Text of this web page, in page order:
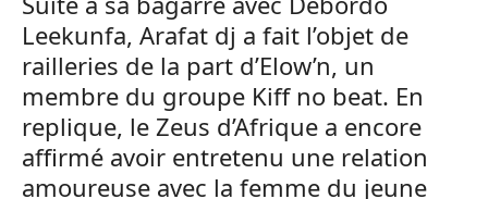
Leekunfa, Arafat dj a fait l’objet de
railleries de la part d’Elow’n, un
membre du groupe Kiff no beat. En
replique, le Zeus d’Afrique a encore
affirmé avoir entretenu une relation
amoureuse avec la femme du jeune